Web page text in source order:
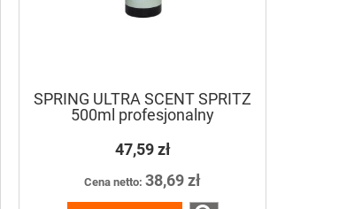
SPRING ULTRA SCENT SPRITZ
500ml profesjonalny
odświeżacz powietrza
47,59 zł
Cena netto: 38,69 zł